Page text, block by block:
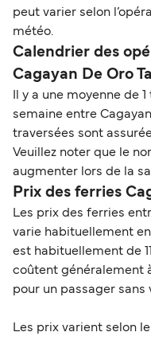
peut varier selon
météo.
Calendrier des
Cagayan De Oro
Il y a une moyenne de
semaine entre
traversées sont
Veuillez noter que le
augmenter lors de la
Prix des ferries
Les prix des ferries
varie habituellement
est habituellement de
coûtent généralement
pour un passager sans
Les prix varient selon